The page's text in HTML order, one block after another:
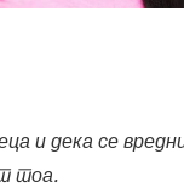
и дека се
тоа.